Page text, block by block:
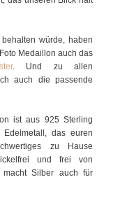
würde, haben
Medaillon auch das
. Und zu allen
auch die passende
ist aus 925 Sterling
das euren
zu Hause
und frei von
macht Silber auch für